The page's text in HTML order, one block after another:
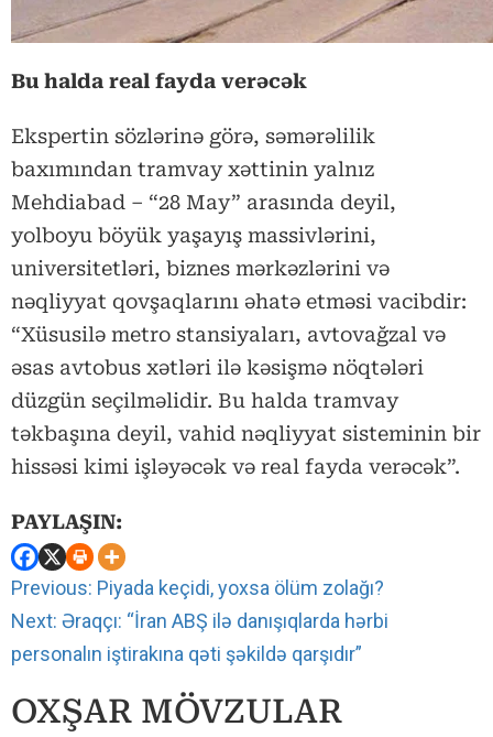
Bu halda real fayda verəcək
Ekspertin sözlərinə görə, səmərəlilik
baxımından tramvay xəttinin yalnız
Mehdiabad – “28 May” arasında deyil,
yolboyu böyük yaşayış massivlərini,
universitetləri, biznes mərkəzlərini və
nəqliyyat qovşaqlarını əhatə etməsi vacibdir:
“Xüsusilə metro stansiyaları, avtovağzal və
əsas avtobus xətləri ilə kəsişmə nöqtələri
düzgün seçilməlidir. Bu halda tramvay
təkbaşına deyil, vahid nəqliyyat sisteminin bir
hissəsi kimi işləyəcək və real fayda verəcək”.
PAYLAŞIN:
Continue
Reading
Previous: Piyada keçidi, yoxsa ölüm zolağı?
Next: Əraqçı: “İran ABŞ ilə danışıqlarda hərbi
personalın iştirakına qəti şəkildə qarşıdır”
OXŞAR MÖVZULAR